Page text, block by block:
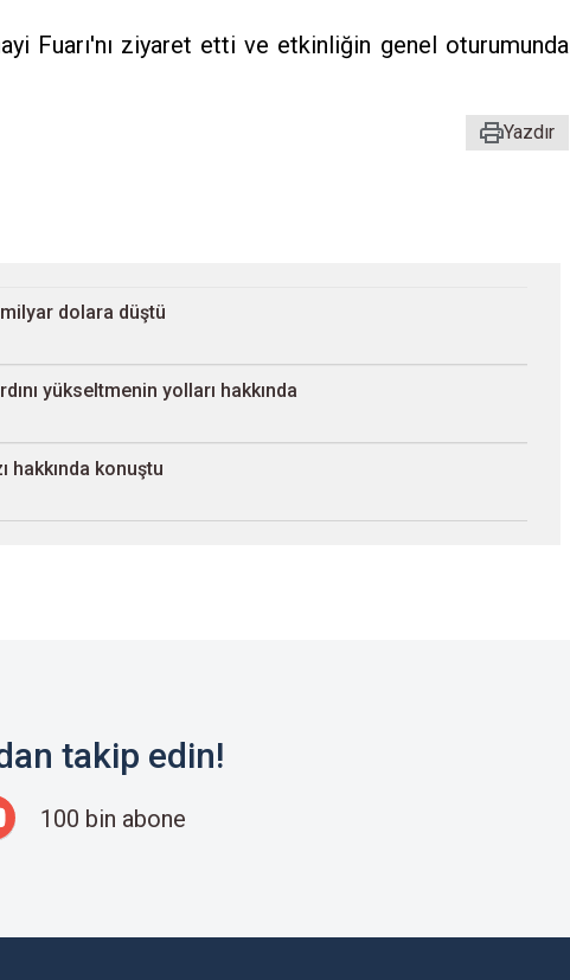
Fuarı'nı ziyaret etti ve etkinliğin genel oturumunda
Yazdır
milyar dolara düştü
yükseltmenin yolları hakkında
hakkında konuştu
takip edin!
100 bin abone